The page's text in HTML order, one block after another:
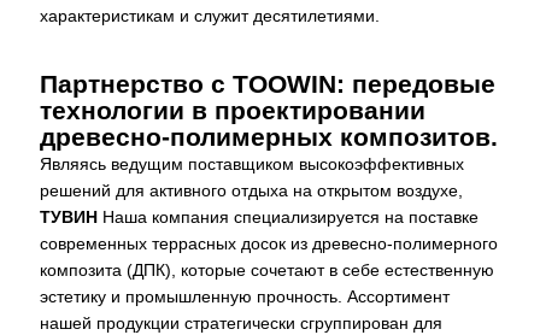
характеристикам и служит десятилетиями.
Партнерство с TOOWIN: передовые
технологии в проектировании
древесно-полимерных композитов.
Являясь ведущим поставщиком высокоэффективных
решений для активного отдыха на открытом воздухе,
ТУВИН Наша компания специализируется на поставке
современных террасных досок из древесно-полимерного
композита (ДПК), которые сочетают в себе естественную
эстетику и промышленную прочность. Ассортимент
нашей продукции стратегически сгруппирован для